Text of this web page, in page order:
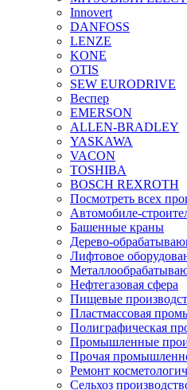
Innovert
DANFOSS
LENZE
KONE
OTIS
SEW EURODRIVE
Веспер
EMERSON
ALLEN-BRADLEY
YASKAWA
VACON
TOSHIBA
BOSCH REXROTH
Посмотреть всех
Автомобиле-
Башенные краны
Дерево-
Лифтовое
Нефтегазовая сфера
Пищевые
Пластмассовая
Полиграфическая
Промышленные
Прочая
Ремонт
Сельхоз